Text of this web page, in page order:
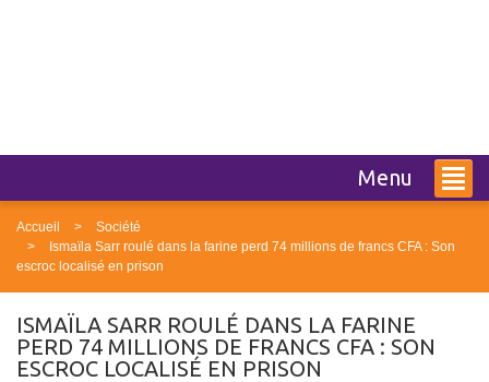
Menu
Accueil
Société
Ismaïla Sarr roulé dans la farine perd 74 millions de francs CFA : Son
escroc localisé en prison
ISMAÏLA SARR ROULÉ DANS LA FARINE
PERD 74 MILLIONS DE FRANCS CFA : SON
ESCROC LOCALISÉ EN PRISON